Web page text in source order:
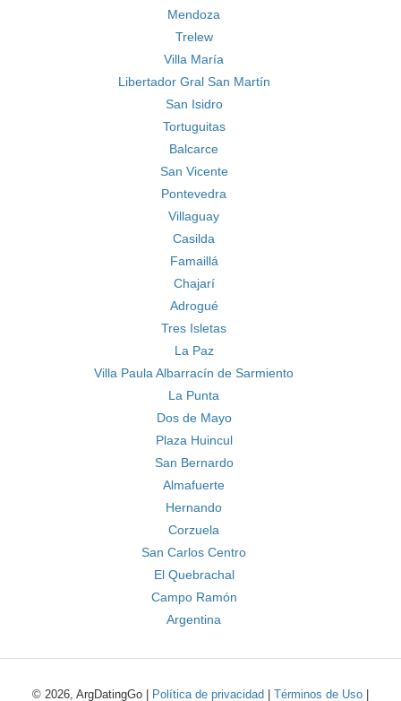
Mendoza
Trelew
Villa María
Libertador Gral San Martín
San Isidro
Tortuguitas
Balcarce
San Vicente
Pontevedra
Villaguay
Casilda
Famaillá
Chajarí
Adrogué
Tres Isletas
La Paz
Villa Paula Albarracín de Sarmiento
La Punta
Dos de Mayo
Plaza Huincul
San Bernardo
Almafuerte
Hernando
Corzuela
San Carlos Centro
El Quebrachal
Campo Ramón
Argentina
© 2026, ArgDatingGo | Política de privacidad Términos de Uso